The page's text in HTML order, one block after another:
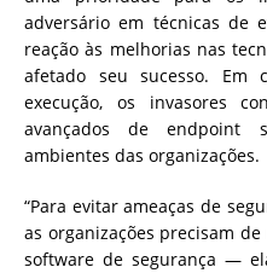
adversário em técnicas de
reação às melhorias nas
afetado seu sucesso. Em
execução, os invasores
avançados de endpoint
ambientes das organizações.
“Para evitar ameaças de
as organizações precisam
software de segurança —